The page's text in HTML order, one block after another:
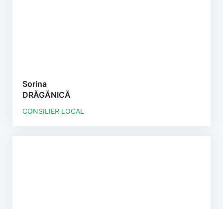
Sorina
DRĂGĂNICĂ
CONSILIER LOCAL